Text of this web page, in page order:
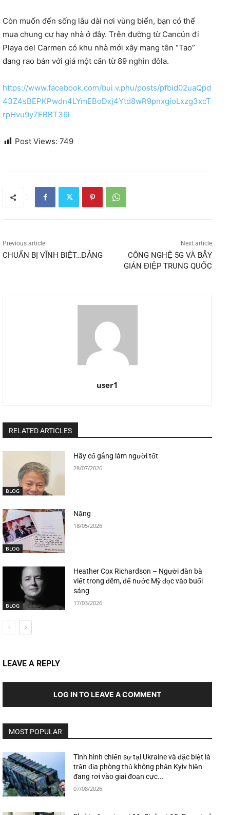
Còn muốn đến sống lâu dài nơi vùng biển, bạn có thể
mua chung cư hay nhà ở đây. Trên đường từ Cancún đi
Playa del Carmen có khu nhà mới xây mang tên “Tao”
đang rao bán với giá một căn từ 89 nghìn đôla.
https://www.facebook.com/bui.v.phu/posts/pfbid02uaQpd
43Z4sBEPKPwdn4LYmEBoDxj4Ytd8wR9pnxgioLxzg3xcT
rpHvu9y7EBBT36l
Post Views: 749
Previous article
CHUẨN BỊ VĨNH BIỆT…ĐẢNG
Next article
CÔNG NGHỆ 5G VÀ BẪY
GIÁN ĐIỆP TRUNG QUỐC
user1
RELATED ARTICLES
BLOG
Hãy cố gắng làm người tốt
28/07/2026
BLOG
Nặng
18/05/2026
BLOG
Heather Cox Richardson – Người đàn bà
viết trong đêm, để nước Mỹ đọc vào buổi
sáng
17/03/2026
LEAVE A REPLY
LOG IN TO LEAVE A COMMENT
MOST POPULAR
Tình hình chiến sự tại Ukraine và đặc biệt là
trận địa phòng thủ không phận Kyiv hiện
đang rơi vào giai đoạn cực...
07/08/2026